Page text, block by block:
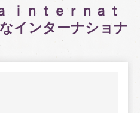
ｉｎｔｅｒｎａｔ
インターナショナ